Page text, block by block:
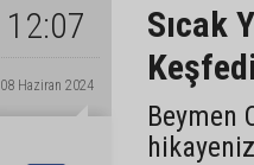
12:07
08 Haziran 2024
Sıcak
Beymen